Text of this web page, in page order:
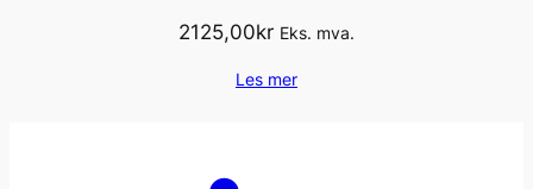
2125,00kr Eks. mva.
Les mer